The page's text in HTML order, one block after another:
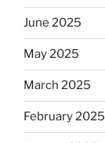
June 2025
May 2025
March 2025
February 2025